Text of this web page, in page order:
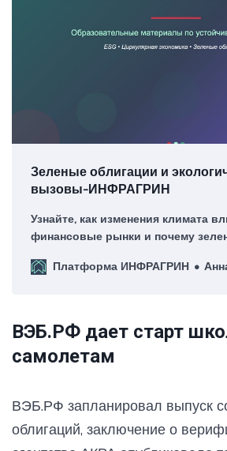
Зеленые облигации и
вызовы-ИНФРАГРИН
Узнайте, как изменения климата
финансовые рынки и почему
Платформа ИНФРАГРИН
ВЭБ.РФ дает старт
самолетам
ВЭБ.РФ запланировал выпуск
облигаций, заключение о